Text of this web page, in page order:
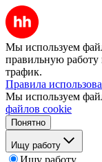
Мы используем
правильную работу
трафик.
Правила
Мы используем
файлов cookie
Понятно
Ищу работу
Ищу работу